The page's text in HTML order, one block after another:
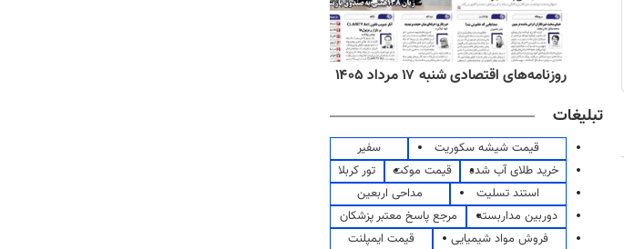
روزنامه‌های اقتصادی شنبه ۱۷ مرداد ۱۴۰۵
تبلیغات
قیمت شیشه سکوریت
سفیر
خرید طلای آب شده
قیمت موکت
تور کربلا
استند تسلیت
مداحی اربعین
دوربین مداربسته
مرجع پاسخ معتبر پزشکان
فروش مواد شیمیایی
قیمت ایمپلنت